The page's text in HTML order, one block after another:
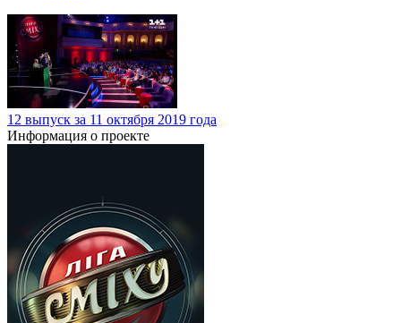
12 выпуск за 11 октября 2019 года
Информация о проекте